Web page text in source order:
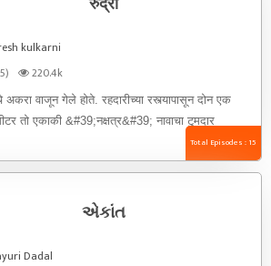
रुद्रा
kulkarni
220.4k
अकरा वाजून गेले होते. रहदारीच्या रस्त्यापासून दोन एक
तो एकाकी &#39;नक्षत्र&#39; नावाचा टुमदार
Total Episodes : 15
એકાંત
Dadal